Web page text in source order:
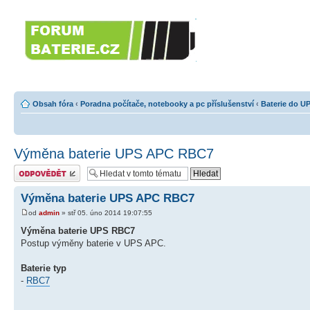
Obsah fóra ‹ Poradna počítače, notebooky a pc příslušenství ‹ Baterie do
Výměna baterie UPS APC RBC7
Odeslat odpověď
Výměna baterie UPS APC RBC7
od admin » stř 05. úno 2014 19:07:55
Výměna baterie UPS RBC7
Postup výměny baterie v UPS APC.
Baterie typ
- RBC7